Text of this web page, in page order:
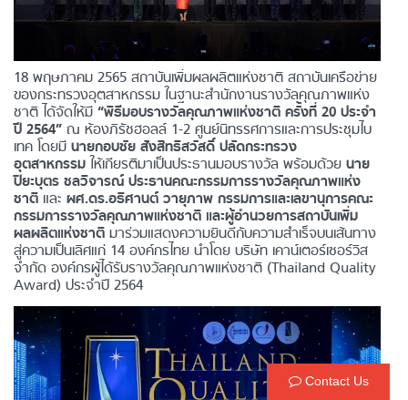
18 พฤษภาคม 2565 สถาบันเพิ่มผลผลิตแห่งชาติ สถาบันเครือข่าย
ของกระทรวงอุตสาหกรรม ในฐานะสำนักงานรางวัลคุณภาพแห่ง
ชาติ ได้จัดให้มี “พิธีมอบรางวัลคุณภาพแห่งชาติ ครั้งที่ 20 ประจำ
ปี 2564” ณ ห้องภิรัชฮอลล์ 1-2 ศูนย์นิทรรศการและการประชุมไบ
เทค โดยมี นายกอบชัย สังสิทธิสวัสดิ์ ปลัดกระทรวง
อุตสาหกรรม ให้เกียรติมาเป็นประธานมอบรางวัล พร้อมด้วย นาย
ปิยะบุตร ชลวิจารณ์ ประธานคณะกรรมการรางวัลคุณภาพแห่ง
ชาติ และ ผศ.ดร.อธิศานต์ วายุภาพ กรรมการและเลขานุการคณะ
กรรมการรางวัลคุณภาพแห่งชาติ และผู้อำนวยการสถาบันเพิ่ม
ผลผลิตแห่งชาติ มาร่วมแสดงความยินดีกับความสำเร็จบนเส้นทาง
สู่ความเป็นเลิศแก่ 14 องค์กรไทย นำโดย บริษัท เคาน์เตอร์เซอร์วิส
จำกัด องค์กรผู้ได้รับรางวัลคุณภาพแห่งชาติ (Thailand Quality
Award) ประจำปี 2564
Contact Us